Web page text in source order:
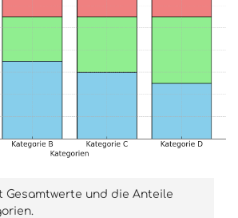
Gesamtwerte und die Anteile